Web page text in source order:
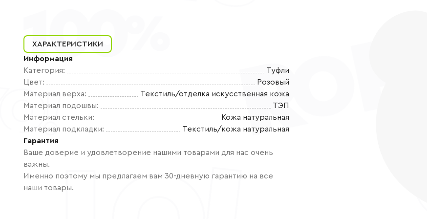
ХАРАКТЕРИСТИКИ
Информация
Категория:
Туфли
Цвет:
Розовый
Материал верха:
Текстиль/отделка искусственная кожа
Материал подошвы:
ТЭП
Материал стельки:
Кожа натуральная
Материал подкладки:
Текстиль/кожа натуральная
Гарантия
Ваше доверие и удовлетворение нашими товарами для нас очень
важны.
Именно поэтому мы предлагаем вам 30-дневную гарантию на все
наши товары.